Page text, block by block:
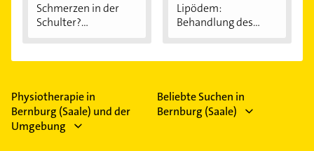
Schmerzen in der
Schulter?
Lipödem:
Behandlung des
Physiotherapie in
Bernburg (Saale) und der
Umgebung
Beliebte Suchen in
Bernburg (Saale)